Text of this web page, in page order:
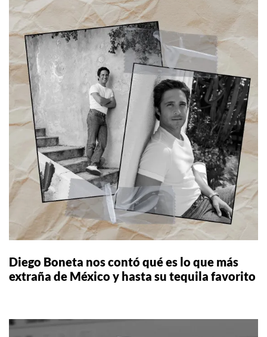
Diego Boneta nos contó qué es lo que más
extraña de México y hasta su tequila favorito